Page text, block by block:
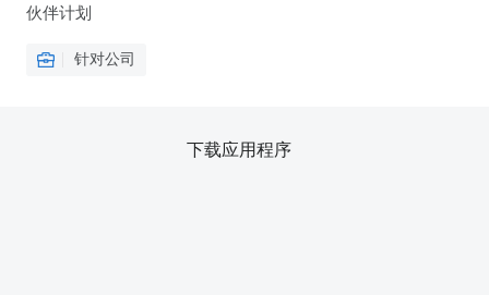
伙伴计划
针对公司
下载应用程序